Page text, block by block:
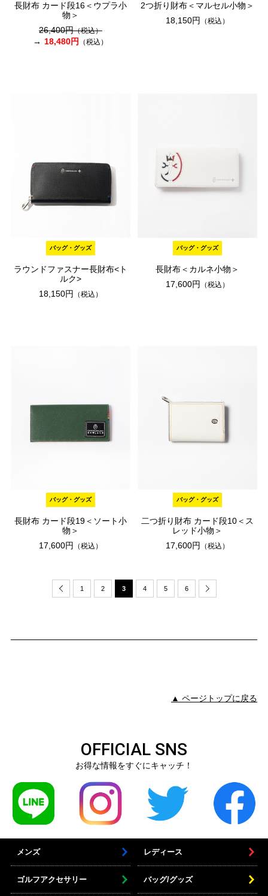
長財布 カード段16＜ウプラ小
物＞
26,400円（税込）
18,480円 （税込）
2つ折り財布＜マルセル小物＞
18,150円
（税込）
バッグ・グッズ
ラウンドファスナー長財布<ト
ルク>
18,150円
（税込）
バッグ・グッズ
長財布＜カルネ小物＞
17,600円
（税込）
バッグ・グッズ
長財布 カード段19＜ソート小
物＞
17,600円
（税込）
バッグ・グッズ
二つ折り財布 カード段10＜ス
レッド小物＞
17,600円
（税込）
1 2 3 4 5 6
▲ ページトップに戻る
OFFICIAL SNS
お得な情報をすぐにキャッチ！
メンズ レディース
ゴルフアクセサリー バッグ/グッズ